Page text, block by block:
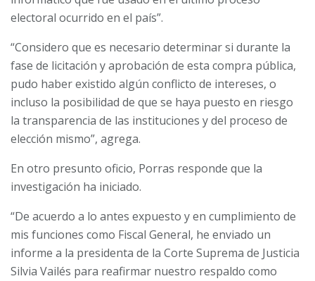
electoral ocurrido en el país”.
“Considero que es necesario determinar si durante la
fase de licitación y aprobación de esta compra pública,
pudo haber existido algún conflicto de intereses, o
incluso la posibilidad de que se haya puesto en riesgo
la transparencia de las instituciones y del proceso de
elección mismo”, agrega.
En otro presunto oficio, Porras responde que la
investigación ha iniciado.
“De acuerdo a lo antes expuesto y en cumplimiento de
mis funciones como Fiscal General, he enviado un
informe a la presidenta de la Corte Suprema de Justicia
Silvia Vailés para reafirmar nuestro respaldo como